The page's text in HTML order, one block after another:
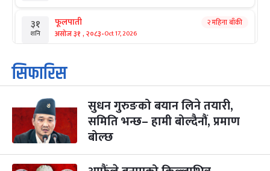
३१
शनि
फूलपाती
असोज ३१ , २०८३-Oct 17, 2026
२ महिना बाँकी
१
आइत
कार्तिक सङ्क्रान्ति
कार्तिक १, २०८३
३
मंगल
महानवमी
कार्तिक ३, २०८३-Oct 20, 2026
२ महिना बाँकी
४
-
सिफारिस
सुधन गुरुङको बयान लिने तयारी,
समिति भन्छ– हामी बोल्दैनौं, प्रमाण
बोल्छ